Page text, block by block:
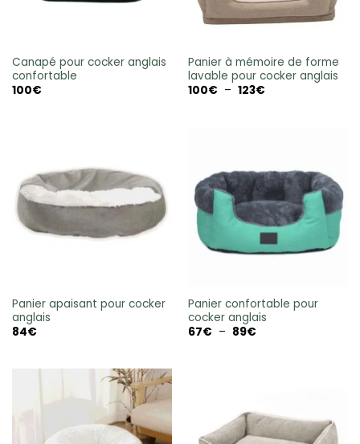
Canapé pour cocker anglais
confortable
100€
Panier à mémoire de forme
lavable pour cocker anglais
100€ – 123€Plage
Panier apaisant pour cocker
anglais
84€
Panier confortable pour
cocker anglais
67€ – 89€Plage